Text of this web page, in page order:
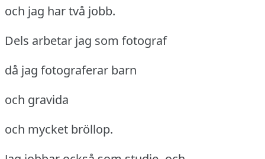
och jag har två jobb.
Dels arbetar jag som fotograf
då jag fotograferar barn
och gravida
och mycket bröllop.